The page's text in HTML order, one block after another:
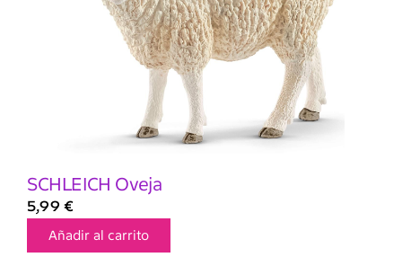
SCHLEICH Oveja
5,99 €
Añadir al carrito